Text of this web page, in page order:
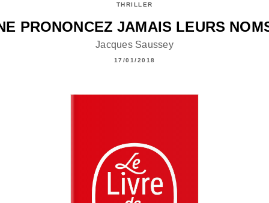
THRILLER
PRONONCEZ JAMAIS LEURS
Jacques Saussey
17/01/2018